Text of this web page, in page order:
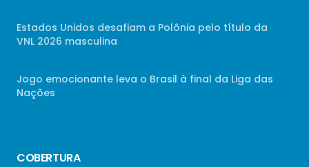
Estados Unidos desafiam a Polônia pelo título da
VNL 2026 masculina
Jogo emocionante leva o Brasil à final da Liga das
Nações
COBERTURA